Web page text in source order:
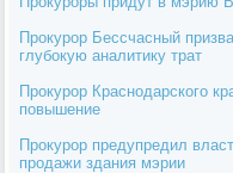
Прокурор Бессчасный
глубокую аналитику трат
Прокурор Краснодарского
повышение
Прокурор предупредил
продажи здания мэрии